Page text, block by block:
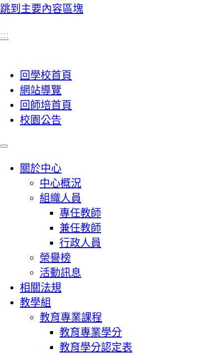
跳到主要內容區塊
:::
回學校首頁
網站導覽
回師培首頁
校園公告
關於中心
中心概況
組織人員
專任教師
兼任教師
行政人員
榮譽榜
活動訊息
相關法規
教學組
教育專業課程
教育專業學分
教育學分認定表